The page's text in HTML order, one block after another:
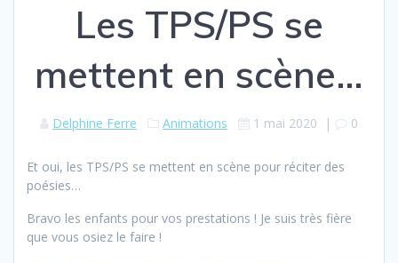
Les TPS/PS se
mettent en scène…
Delphine Ferre Animations 1 mai 2020 | 0
Et oui, les TPS/PS se mettent en scène pour réciter des
poésies…
Bravo les enfants pour vos prestations ! Je suis très fière
que vous osiez le faire !